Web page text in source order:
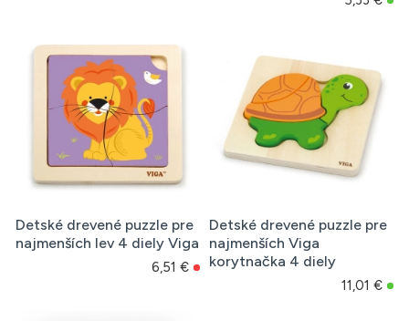
Detské drevené puzzle pre
najmenších lev 4 diely Viga
6,51 €
Detské drevené puzzle pre
najmenších Viga
korytnačka 4 diely
11,01 €